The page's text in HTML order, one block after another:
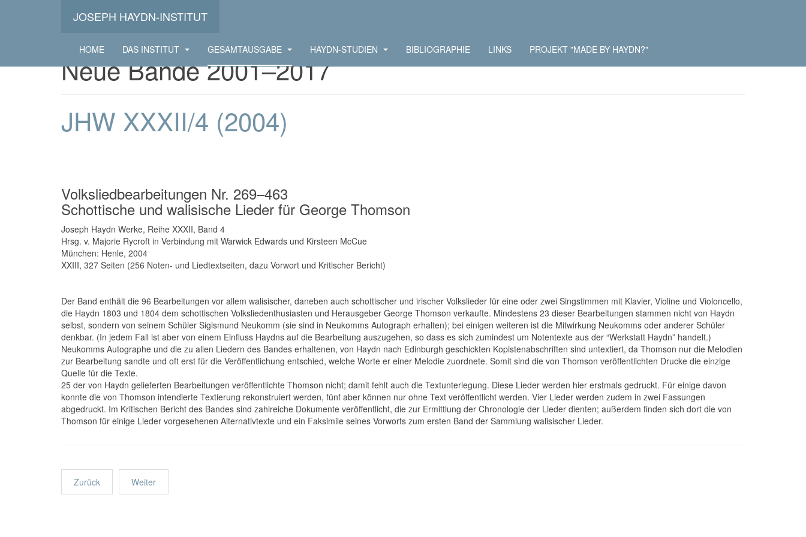
JOSEPH HAYDN-INSTITUT
HOME DAS INSTITUT GESAMTAUSGABE HAYDN-STUDIEN BIBLIOGRAPHIE LINKS PROJEKT "MADE BY HAYDN?"
Neue Bände 2001–2017
JHW XXXII/4 (2004)
Volksliedbearbeitungen Nr. 269–463
Schottische und walisische Lieder für George Thomson
Joseph Haydn Werke, Reihe XXXII, Band 4
Hrsg. v. Majorie Rycroft in Verbindung mit Warwick Edwards und Kirsteen McCue
München: Henle, 2004
XXIII, 327 Seiten (256 Noten- und Liedtextseiten, dazu Vorwort und Kritischer Bericht)
Der Band enthält die 96 Bearbeitungen vor allem walisischer, daneben auch schottischer und irischer Volkslieder für eine oder zwei Singstimmen mit Klavier, Violine und Violoncello,
die Haydn 1803 und 1804 dem schottischen Volksliedenthusiasten und Herausgeber George Thomson verkaufte. Mindestens 23 dieser Bearbeitungen stammen nicht von Haydn
selbst, sondern von seinem Schüler Sigismund Neukomm (sie sind in Neukomms Autograph erhalten); bei einigen weiteren ist die Mitwirkung Neukomms oder anderer Schüler
denkbar. (In jedem Fall ist aber von einem Einfluss Haydns auf die Bearbeitung auszugehen, so dass es sich zumindest um Notentexte aus der “Werkstatt Haydn” handelt.)
Neukomms Autographe und die zu allen Liedern des Bandes erhaltenen, von Haydn nach Edinburgh geschickten Kopistenabschriften sind untextiert, da Thomson nur die Melodien
zur Bearbeitung sandte und oft erst für die Veröffentlichung entschied, welche Worte er einer Melodie zuordnete. Somit sind die von Thomson veröffentlichten Drucke die einzige
Quelle für die Texte.
25 der von Haydn gelieferten Bearbeitungen veröffentlichte Thomson nicht; damit fehlt auch die Textunterlegung. Diese Lieder werden hier erstmals gedruckt. Für einige davon
konnte die von Thomson intendierte Textierung rekonstruiert werden, fünf aber können nur ohne Text veröffentlicht werden. Vier Lieder werden zudem in zwei Fassungen
abgedruckt. Im Kritischen Bericht des Bandes sind zahlreiche Dokumente veröffentlicht, die zur Ermittlung der Chronologie der Lieder dienten; außerdem finden sich dort die von
Thomson für einige Lieder vorgesehenen Alternativtexte und ein Faksimile seines Vorworts zum ersten Band der Sammlung walisischer Lieder.
Zurück Weiter